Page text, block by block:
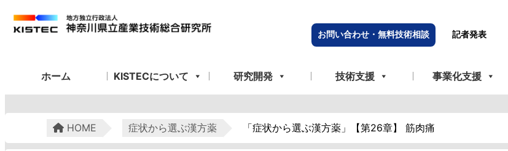
お問い合わせ・無料技術相談 記者発表
ホーム KISTECについて 研究開発 技術支援 事業化支援
HOME 症状から選ぶ漢方薬 「症状から選ぶ漢方薬」【第26章】 筋肉痛